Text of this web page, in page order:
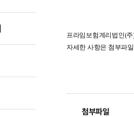
프라임보험계리법인(
자세한 사항은 첨부파
첨부파일